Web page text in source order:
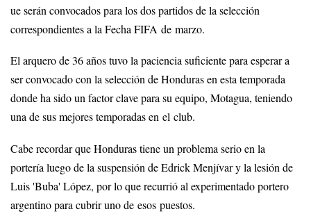
ue serán convocados para los dos partidos de la selección
correspondientes a la Fecha FIFA de marzo.
El arquero de 36 años tuvo la paciencia suficiente para esperar a
ser convocado con la selección de Honduras en esta temporada
donde ha sido un factor clave para su equipo, Motagua, teniendo
una de sus mejores temporadas en el club.
Cabe recordar que Honduras tiene un problema serio en la
portería luego de la suspensión de Edrick Menjívar y la lesión de
Luis 'Buba' López, por lo que recurrió al experimentado portero
argentino para cubrir uno de esos puestos.